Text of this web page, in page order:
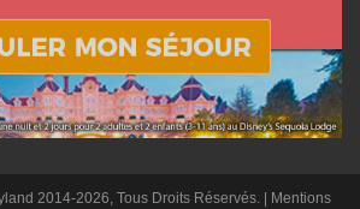
2014-2026, Tous Droits Réservés. | Mentions